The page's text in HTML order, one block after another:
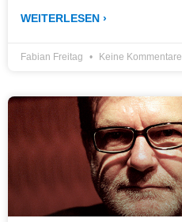
WEITERLESEN ›
Fabian Freitag Keine Kommentare